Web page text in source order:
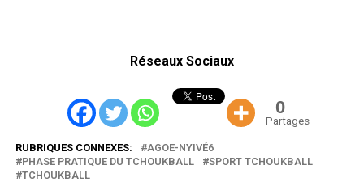
Réseaux Sociaux
0
Partages
RUBRIQUES CONNEXES:
AGOE-NYIVÉ6
PHASE PRATIQUE DU TCHOUKBALL
SPORT TCHOUKBALL
TCHOUKBALL